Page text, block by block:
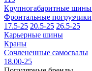
Крупногабаритные шины
Фронтальные погрузчики
17.5-25 20.5-25 26.5-25
Карьерные шины
Краны
Сочлененные самосвалы
18.00-25